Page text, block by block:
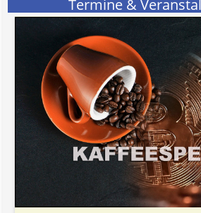
Bitte beachten Sie in dem Zusammenhang
Termine &